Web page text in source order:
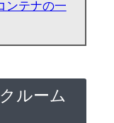
ンテナの一
ルーム